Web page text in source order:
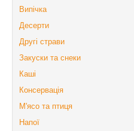
Випічка
Десерти
Другі страви
Закуски та снеки
Каші
Консервація
М'ясо та птиця
Напої